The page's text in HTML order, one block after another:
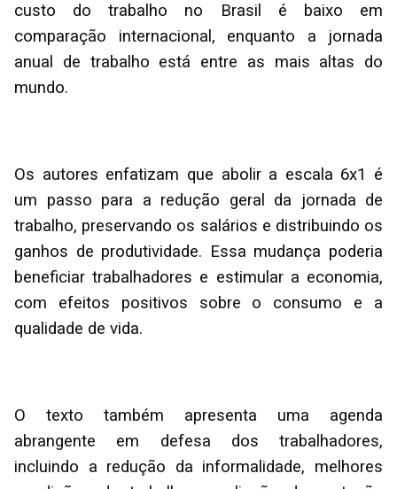
custo do trabalho no Brasil é baixo em
comparação internacional, enquanto a jornada
anual de trabalho está entre as mais altas do
mundo.
Os autores enfatizam que abolir a escala 6x1 é
um passo para a redução geral da jornada de
trabalho, preservando os salários e distribuindo os
ganhos de produtividade. Essa mudança poderia
beneficiar trabalhadores e estimular a economia,
com efeitos positivos sobre o consumo e a
qualidade de vida.
O texto também apresenta uma agenda
abrangente em defesa dos trabalhadores,
incluindo a redução da informalidade, melhores